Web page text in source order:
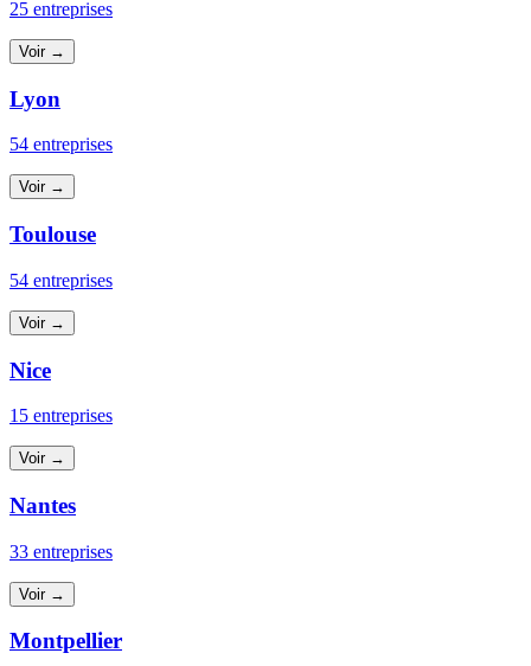
25 entreprises
Voir →
Lyon
54 entreprises
Voir →
Toulouse
54 entreprises
Voir →
Nice
15 entreprises
Voir →
Nantes
33 entreprises
Voir →
Montpellier